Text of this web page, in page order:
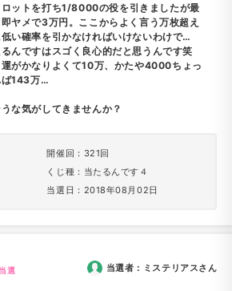
ットを打ち1/8000の役を引きましたが最
ヤメで3万円。ここからよく言う万枚超え
い確率を引かなければいけないわけで…
んですはスゴく良心的だと思うんです笑
がかなりよくて10万、かたや4000ちょっ
ば143万…
な気がしてきませんか？
開催回：321回
くじ種：当たるんです４
当選日：2018年08月02日
選 当選者： ミステリアスさん